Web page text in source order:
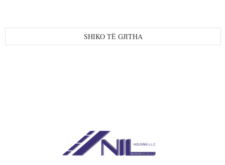
SHIKO TË GJITHA